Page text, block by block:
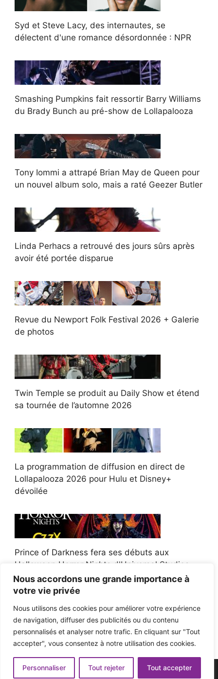
Nous accordons une grande importance à
votre vie privée
Nous utilisons des cookies pour améliorer votre expérience
de navigation, diffuser des publicités ou du contenu
personnalisés et analyser notre trafic. En cliquant sur "Tout
accepter", vous consentez à notre utilisation des cookies.
Personnaliser Tout rejeter Tout accepter
Syd et Steve Lacy, des internautes, se
délectent d'une romance désordonnée : NPR
Smashing Pumpkins fait ressortir Barry Williams
du Brady Bunch au pré-show de Lollapalooza
Tony Iommi a attrapé Brian May de Queen pour
un nouvel album solo, mais a raté Geezer Butler
Linda Perhacs a retrouvé des jours sûrs après
avoir été portée disparue
Revue du Newport Folk Festival 2026 + Galerie
de photos
Twin Temple se produit au Daily Show et étend
sa tournée de l’automne 2026
La programmation de diffusion en direct de
Lollapalooza 2026 pour Hulu et Disney+
dévoilée
Prince of Darkness fera ses débuts aux
Halloween Horror Nights d'Universal Studios
Afroman poursuit un policier de l'Ohio après la
victoire du jury en diffamation
© 2026 - Pop'n Music -